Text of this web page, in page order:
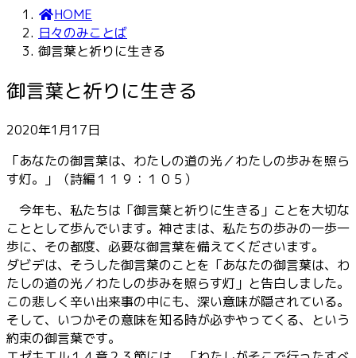
HOME
日々のみことば
御言葉と祈りに生きる
御言葉と祈りに生きる
2020年1月17日
「あなたの御言葉は、わたしの道の光／わたしの歩みを照ら
す灯。」（詩編１１９：１０５）
今年も、私たちは「御言葉と祈りに生きる」ことを大切な
こととして歩んでいます。神さまは、私たちの歩みの一歩一
歩に、その都度、必要な御言葉を備えてくださいます。
ダビデは、そうした御言葉のことを「あなたの御言葉は、わ
たしの道の光／わたしの歩みを照らす灯」と告白しました。
この悲しく辛い出来事の中にも、深い意味が隠されている。
そして、いつかその意味を知る時が必ずやってくる、という
約束の御言葉です。